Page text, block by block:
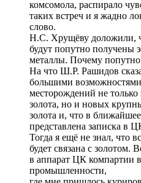
комсомола, распирало
таких встреч и я жадно
слово.
Н.С. Хрущёву доложили,
будут попутно получены
металлы. Почему
На что Ш.Р. Рашидов
большими
месторождений не
золота, но и новых
золота и, что в
представлена записка в
Тогда я ещё не знал, что
будет связана с золотом.
в аппарат ЦК компартии
промышленности,